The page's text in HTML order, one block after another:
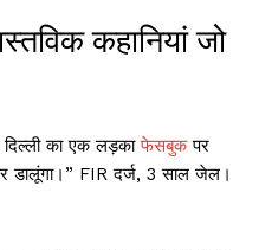
कहानियां जो
का एक लड़काफेसबुकपर
डालूंगा।” FIR दर्ज, 3 साल जेल।